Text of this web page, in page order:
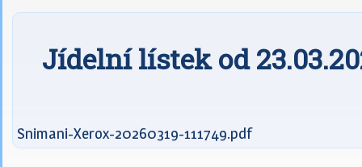
Jídelní lístek od
Snimani-Xerox-20260319-111749.pdf